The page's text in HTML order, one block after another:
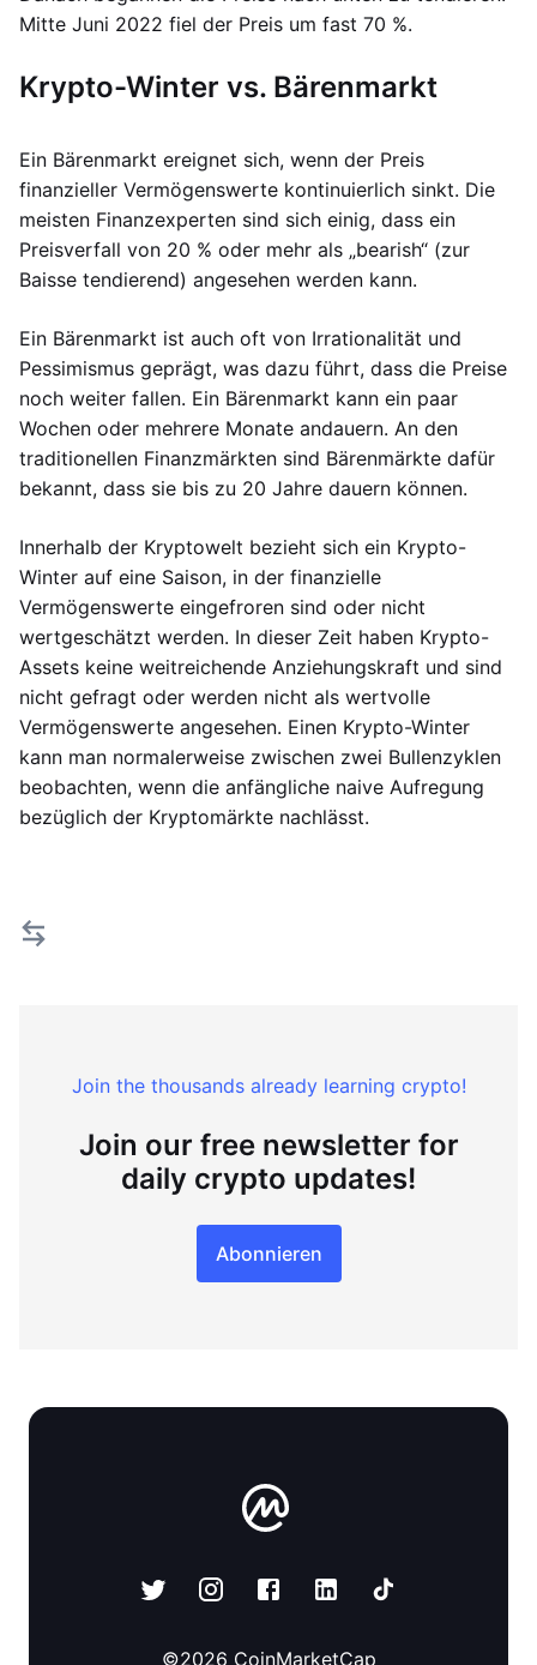
Mitte Juni 2022 fiel der Preis um fast 70 %.
Krypto-Winter vs. Bärenmarkt
Ein Bärenmarkt ereignet sich, wenn der Preis
finanzieller Vermögenswerte kontinuierlich sinkt. Die
meisten Finanzexperten sind sich einig, dass ein
Preisverfall von 20 % oder mehr als „bearish“ (zur
Baisse tendierend) angesehen werden kann.
Ein Bärenmarkt ist auch oft von Irrationalität und
Pessimismus geprägt, was dazu führt, dass die Preise
noch weiter fallen. Ein Bärenmarkt kann ein paar
Wochen oder mehrere Monate andauern. An den
traditionellen Finanzmärkten sind Bärenmärkte dafür
bekannt, dass sie bis zu 20 Jahre dauern können.
Innerhalb der Kryptowelt bezieht sich ein Krypto-
Winter auf eine Saison, in der finanzielle
Vermögenswerte eingefroren sind oder nicht
wertgeschätzt werden. In dieser Zeit haben Krypto-
Assets keine weitreichende Anziehungskraft und sind
nicht gefragt oder werden nicht als wertvolle
Vermögenswerte angesehen. Einen Krypto-Winter
kann man normalerweise zwischen zwei Bullenzyklen
beobachten, wenn die anfängliche naive Aufregung
bezüglich der Kryptomärkte nachlässt.
Join the thousands already learning crypto!
Join our free newsletter for
daily crypto updates!
Abonnieren
©2026 CoinMarketCap